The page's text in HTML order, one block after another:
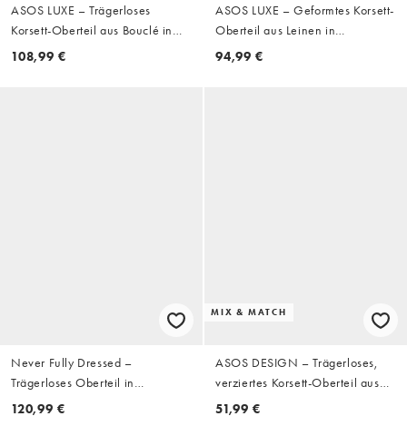
ASOS LUXE – Trägerloses
Korsett-Oberteil aus Bouclé in
Hellblau mit Herzverzierung,
108,99 €
ASOS LUXE – Geformtes Korsett-
Oberteil aus Leinen in
Cremeweiß mit Perlenbesatz,
94,99 €
Never Fully Dressed –
Trägerloses Oberteil in
gestreiftem Buttermilchgelb,
120,99 €
MIX & MATCH
ASOS DESIGN – Trägerloses,
verziertes Korsett-Oberteil aus
Jacquard in Gold, Kombiteil
51,99 €